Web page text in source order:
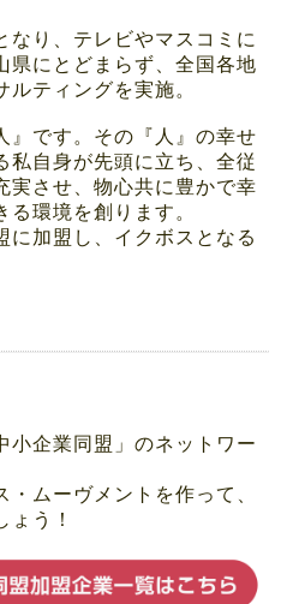
なり、テレビやマスコミに
県にとどまらず、全国各地
ティングを実施。
』です。その『人』の幸せ
私自身が先頭に立ち、全従
実させ、物心共に豊かで幸
環境を創ります。
に加盟し、イクボスとなる
小企業同盟」のネットワー
ムーヴメントを作って、
う！